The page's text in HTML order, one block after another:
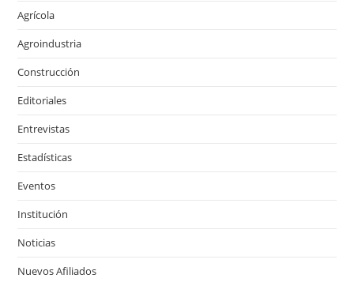
Agrícola
Agroindustria
Construcción
Editoriales
Entrevistas
Estadísticas
Eventos
Institución
Noticias
Nuevos Afiliados